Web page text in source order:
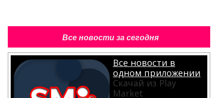
Все новости за сегодня
Все новости в
одном приложении
Скачай из Play
Market